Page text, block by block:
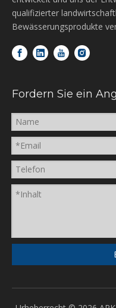
qualifizierter
Bewässerungsprodukte
Fordern Sie ein